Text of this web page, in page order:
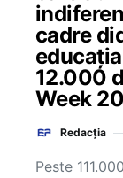
cadre
12.000
Week
Redacția
Peste